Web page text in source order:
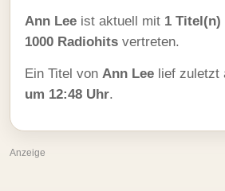
Ann Lee ist aktuell mit 1 Titel(n)
1000 Radiohits vertreten.
Ein Titel von Ann Lee lief zuletzt
um 12:48 Uhr.
Anzeige